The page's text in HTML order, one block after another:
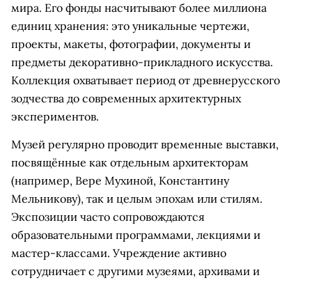
мира. Его фонды насчитывают более миллиона
единиц хранения: это уникальные чертежи,
проекты, макеты, фотографии, документы и
предметы декоративно-прикладного искусства.
Коллекция охватывает период от древнерусского
зодчества до современных архитектурных
экспериментов.
Музей регулярно проводит временные выставки,
посвящённые как отдельным архитекторам
(например, Вере Мухиной, Константину
Мельникову), так и целым эпохам или стилям.
Экспозиции часто сопровождаются
образовательными программами, лекциями и
мастер-классами. Учреждение активно
сотрудничает с другими музеями, архивами и